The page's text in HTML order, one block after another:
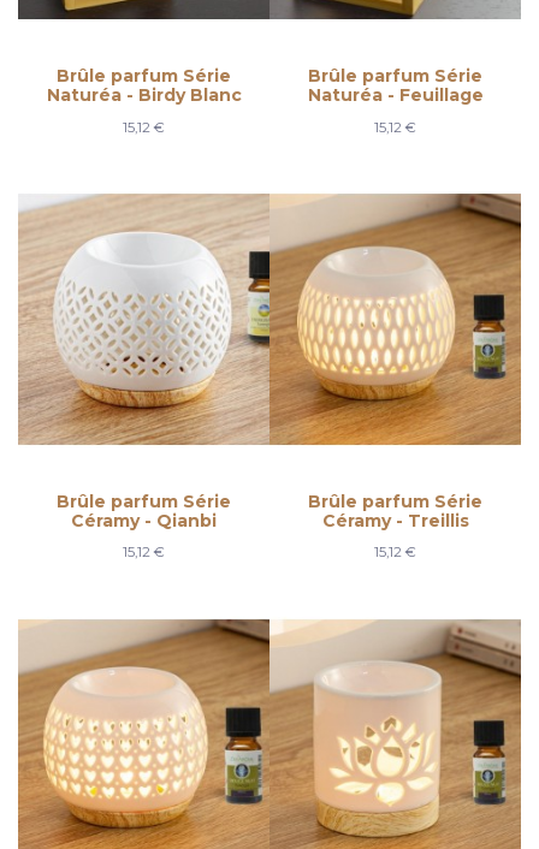
Brûle parfum Série
Naturéa - Birdy Blanc
15,12 €
Brûle parfum Série
Naturéa - Feuillage
15,12 €
Brûle parfum Série
Céramy - Qianbi
15,12 €
Brûle parfum Série
Céramy - Treillis
15,12 €